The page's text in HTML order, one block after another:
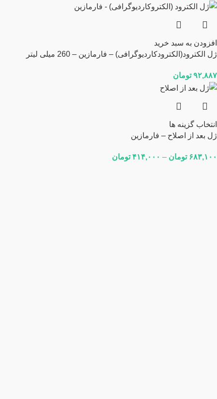
افزودن به سبد خرید
ژل الکترود(الکترودکاردیوگرافی) – فارمازین – 260 میلی لیتر
۹۲,۸۸۷ تومان
انتخاب گزینه ها
ژل بعد از اصلاح – فارمازین
۶۸۳,۱۰۰ تومان – ۴۱۴,۰۰۰ تومان